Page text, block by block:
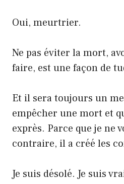
Oui, meurtrier.
Ne pas éviter la mort,
faire, est une façon de
Et il sera toujours un
empêcher une mort et
exprès. Parce que je ne
contraire, il a créé les
Je suis désolé. Je suis